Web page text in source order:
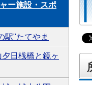
ー施設・スポ
駅"たてやま
夕日桟橋と鏡ヶ